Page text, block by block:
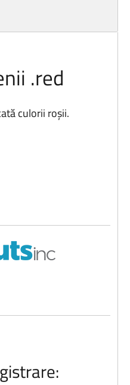
.red
culorii roșii.